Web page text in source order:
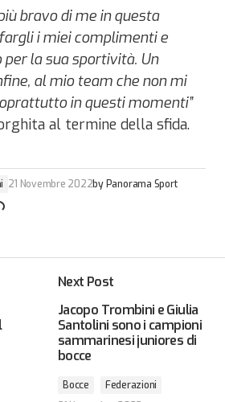
bravo di me in questa
i miei complimenti e
la sua sportività. Un
al mio team che non mi
in questi momenti”
al termine della sfida.
21 Novembre 2022by Panorama Sport
Next Post
Jacopo Trombini e Giulia
Santolini sono i campioni
sammarinesi juniores di
bocce
Bocce
Federazioni